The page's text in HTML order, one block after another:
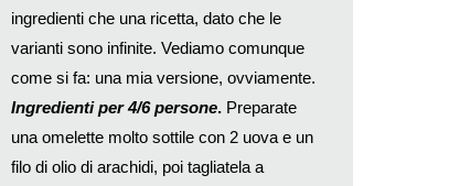
ingredienti che una ricetta, dato che le
varianti sono infinite. Vediamo comunque
come si fa: una mia versione, ovviamente.
Ingredienti per 4/6 persone. Preparate
una omelette molto sottile con 2 uova e un
filo di olio di arachidi, poi tagliatela a